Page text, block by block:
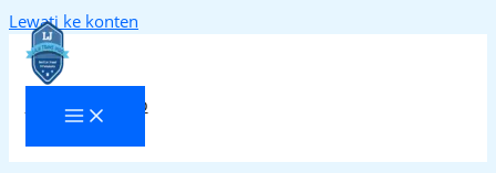
Lewati ke konten
Laja Transindo